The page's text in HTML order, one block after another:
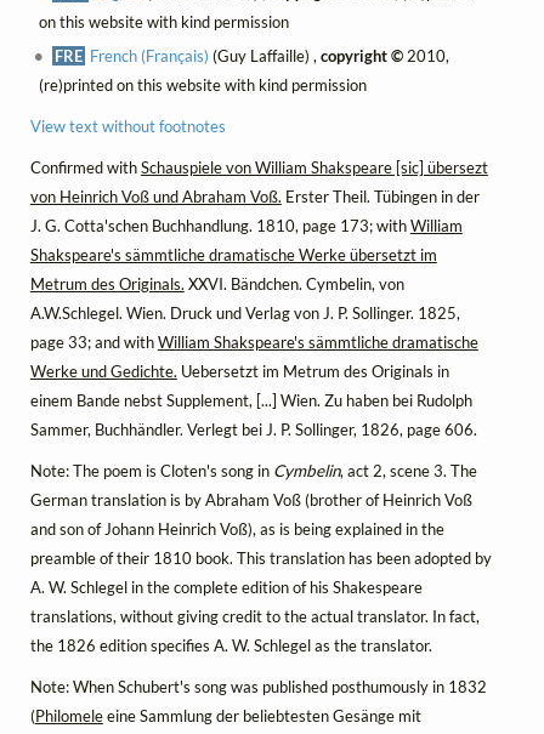
on this website with kind permission
FRE French (Français) (Guy Laffaille) ,copyright © 2010,
(re)printed on this website with kind permission
View text without footnotes
Confirmed withSchauspiele von William Shakspeare [sic] übersezt
von Heinrich Voß und Abraham Voß. Erster Theil. Tübingen in der
J. G. Cotta'schen Buchhandlung. 1810, page 173; withWilliam
Shakspeare's sämmtliche dramatische Werke übersetzt im
Metrum des Originals. XXVI. Bändchen. Cymbelin, von
A.W.Schlegel. Wien. Druck und Verlag von J. P. Sollinger. 1825,
page 33; and withWilliam Shakspeare's sämmtliche dramatische
Werke und Gedichte. Uebersetzt im Metrum des Originals in
einem Bande nebst Supplement, [...] Wien. Zu haben bei Rudolph
Sammer, Buchhändler. Verlegt bei J. P. Sollinger, 1826, page 606.
Note: The poem is Cloten's song in Cymbelin, act 2, scene 3. The
German translation is by Abraham Voß (brother of Heinrich Voß
and son of Johann Heinrich Voß), as is being explained in the
preamble of their 1810 book. This translation has been adopted by
A. W. Schlegel in the complete edition of his Shakespeare
translations, without giving credit to the actual translator. In fact,
the 1826 edition specifies A. W. Schlegel as the translator.
Note: When Schubert's song was published posthumously in 1832
(Philomeleeine Sammlung der beliebtesten Gesänge mit